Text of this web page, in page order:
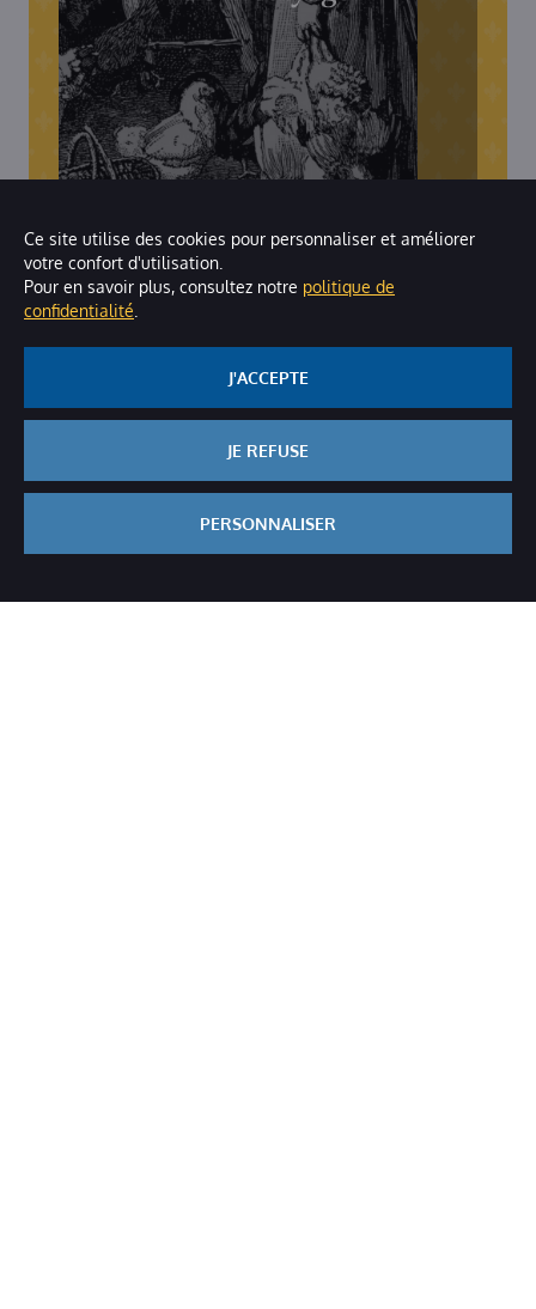
L'aviculture bourbonnaise
Ce site utilise des cookies pour personnaliser et améliorer
votre confort d'utilisation.
Pour en savoir plus, consultez notre politique de
confidentialité
J'ACCEPTE
JE REFUSE
PERSONNALISER